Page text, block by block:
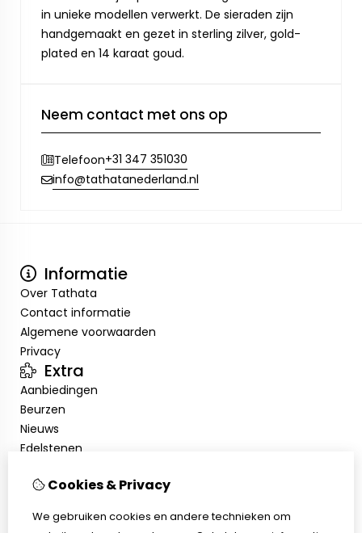
in unieke modellen verwerkt. De sieraden zijn
handgemaakt en gezet in sterling zilver, gold-
plated en 14 karaat goud.
Neem contact met ons op
Telefoon+31 347 351030
info@tathatanederland.nl
Informatie
Over Tathata
Contact informatie
Algemene voorwaarden
Privacy
Extra
Aanbiedingen
Beurzen
Nieuws
Edelstenen
Mijn account
Bestelhistorie
Cookies & Privacy
We gebruiken cookies en andere technieken om